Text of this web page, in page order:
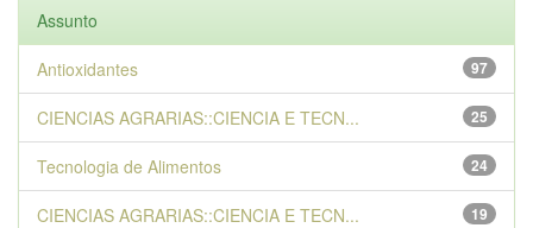
Assunto
97
Antioxidantes
25
CIENCIAS AGRARIAS::CIENCIA E TECN...
24
Tecnologia de Alimentos
19
CIENCIAS AGRARIAS::CIENCIA E TECN...